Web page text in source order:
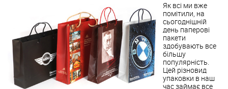
Як всі ми вже
помітили, на
сьогоднішній
день паперові
пакети
здобувають все
більшу
популярність.
Цей різновид
упаковки в наш
час займає все